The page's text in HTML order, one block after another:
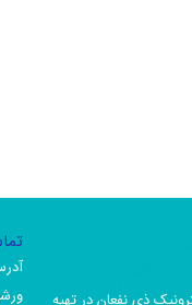
ذی نفعان در تهیه